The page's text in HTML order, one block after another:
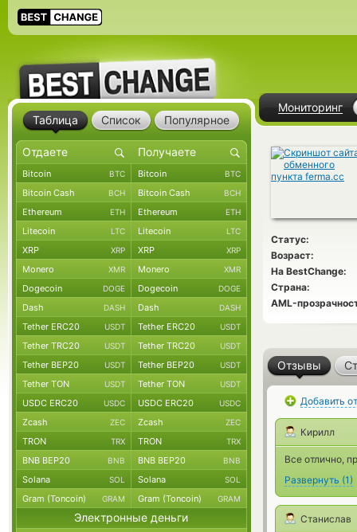
Мониторинг
Статус:
Возраст:
На BestChange:
Страна:
AML-
Отзывы
Добавить
Кирилл
Все отлично,
Развернуть (1)
Станислав
Таблица Список Популярное
Bitcoin BTC Bitcoin BTC
Bitcoin Cash BCH Bitcoin Cash BCH
Ethereum ETH Ethereum ETH
Litecoin LTC Litecoin LTC
XRP XRP XRP XRP
Monero XMR Monero XMR
Dogecoin DOGE Dogecoin DOGE
Dash DASH Dash DASH
Tether ERC20 USDT Tether ERC20 USDT
Tether TRC20 USDT Tether TRC20 USDT
Tether BEP20 USDT Tether BEP20 USDT
Tether TON USDT Tether TON USDT
USDC ERC20 USDC USDC ERC20 USDC
Zcash ZEC Zcash ZEC
TRON TRX TRON TRX
BNB BEP20 BNB BNB BEP20 BNB
Solana SOL Solana SOL
Gram (Toncoin) GRAM Gram (Toncoin) GRAM
Электронные деньги